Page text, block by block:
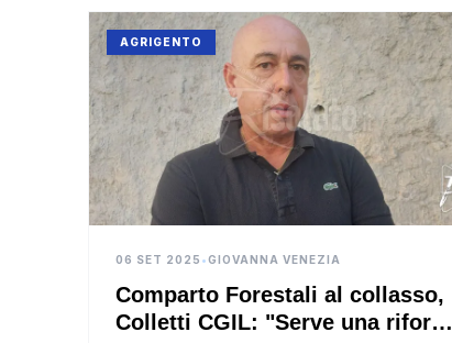
AGRIGENTO
06 SET 2025 •GIOVANNA VENEZIA
Comparto Forestali al collasso,
Colletti CGIL: "Serve una riforma